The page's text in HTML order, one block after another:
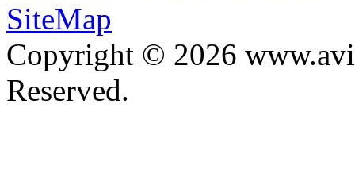
SiteMap
Copyright © 2026
Reserved.